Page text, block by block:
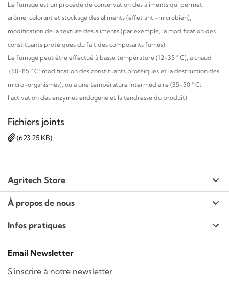
Le fumage est un procédé de conservation des aliments qui permet:
arôme, colorant et stockage des aliments (effet anti-microbien),
modification de la texture des aliments (par exemple, la modification des
constituants protéiques du fait des composants fumés).
Le fumage peut être effectué à basse température (12-35 ° C), à chaud
(50-85 ° C: modification des constituants protéiques et la destruction des
micro-organismes), ou à une température intermédiaire (35-50 ° C:
l'activation des enzymes endogène et la tendresse du produit)
Fichiers joints
(623,25 KB)
Agritech Store
À propos de nous
Infos pratiques
Email Newsletter
S'inscrire à notre newsletter